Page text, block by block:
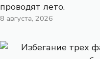
проводят лето.
8 августа, 2026